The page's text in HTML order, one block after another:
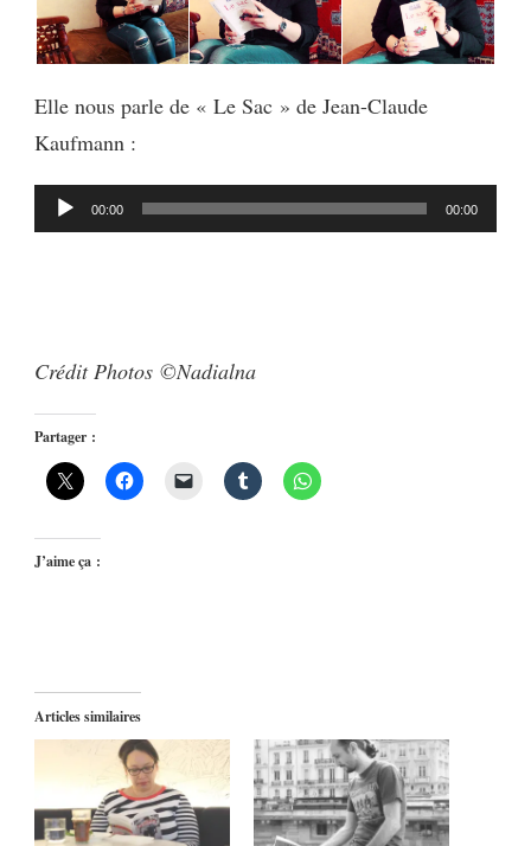
Elle nous parle de « Le Sac » de Jean-Claude
Kaufmann :
Lecteur
audio
00:00 00:00
Crédit Photos ©Nadialna
Partager :
J’aime ça :
Articles similaires